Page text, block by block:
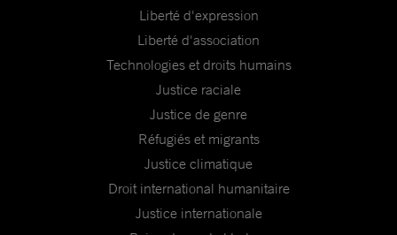
Liberté d'expression
Liberté d'association
Technologies et droits humains
Justice raciale
Justice de genre
Réfugiés et migrants
Justice climatique
Droit international humanitaire
Justice internationale